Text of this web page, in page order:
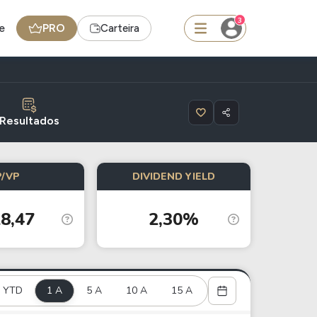
PRO Carteira
3
BDR
- BNB
Radar do Dividendo Inteligente
Carteiras Recomendadas
Resultados
VP DIVIDEND YIELD
2,30%
YTD 1 A 5 A 10 A 15 A